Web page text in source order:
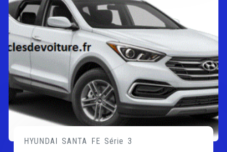
HYUNDAI SANTA FE Série 3